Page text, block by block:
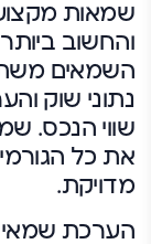
שמאות
והחשוב
השמאים
נתוני שוק
שווי הנכס.
את כל
מדויקת.
הערכת שמאי